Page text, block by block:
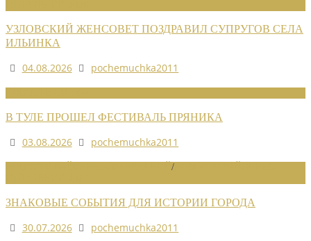
УЗЛОВСКИЙ ЖЕНСОВЕТ ПОЗДРАВИЛ СУПРУГОВ СЕЛА
ИЛЬИНКА
04.08.2026
pochemuchka2011
В ТУЛЕ ПРОШЕЛ ФЕСТИВАЛЬ ПРЯНИКА
03.08.2026
pochemuchka2011
/
ЗНАКОВЫЕ СОБЫТИЯ ДЛЯ ИСТОРИИ ГОРОДА
30.07.2026
pochemuchka2011